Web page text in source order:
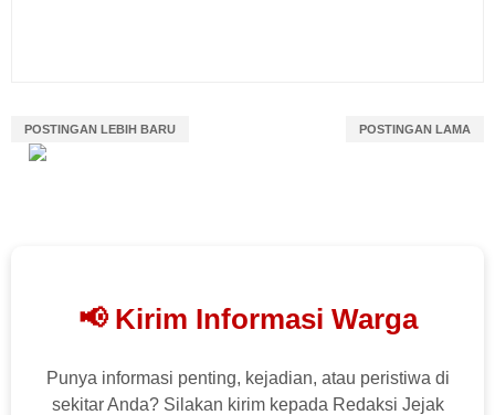
POSTINGAN LEBIH BARU POSTINGAN LAMA
📢 Kirim Informasi Warga
Punya informasi penting, kejadian, atau peristiwa di
sekitar Anda? Silakan kirim kepada Redaksi Jejak